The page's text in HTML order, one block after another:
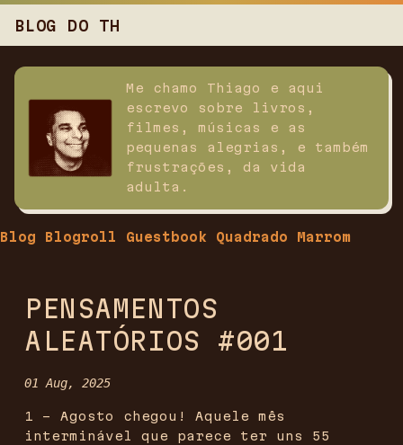
BLOG DO TH
Me chamo Thiago e aqui
escrevo sobre livros,
filmes, músicas e as
pequenas alegrias, e também
frustrações, da vida
adulta.
Blog Blogroll Guestbook Quadrado Marrom
PENSAMENTOS
ALEATÓRIOS #001
01 Aug, 2025
1 – Agosto chegou! Aquele mês
interminável que parece ter uns 55